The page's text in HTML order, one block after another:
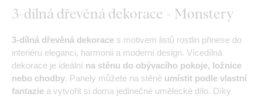
3-dílná dřevěná dekorace - Monstery
3-dílná dřevěná dekorace s motivem listů rostlin přinese do
interiéru eleganci, harmonii a moderní design. Vícedílná
dekorace je ideální na stěnu do obývacího pokoje, ložnice
nebo chodby. Panely můžete na stěně umístit podle vlastní
fantazie a vytvořit si doma jedinečné umělecké dílo. Díky